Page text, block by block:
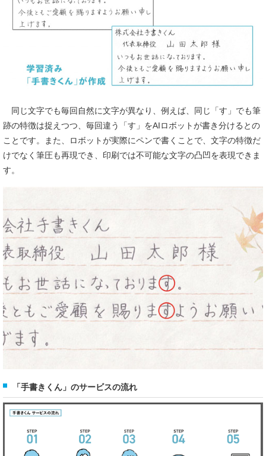
同じ文字でも毎回自然に文字が異なり、例えば、同じ「す」でも筆
跡の特徴は捉えつつ、毎回違う「す」をAIロボットが書き分けるとの
ことです。また、ロボットが実際にペンで書くことで、文字の特徴だ
けでなく筆圧も再現でき、印刷では不可能な文字の凸凹を表現できま
す。
「手書きくん」のサービスの流れ